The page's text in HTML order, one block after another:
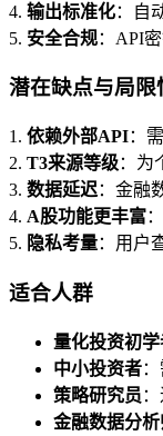
4. 输出标准化：自
5. 安全合规：API
潜在缺点与局限
1. 依赖外部API：
2. T3来源等级：为
3. 数据延迟：金融
4. A股功能更丰富
5. 隐私考量：用户
适合人群
量化投资初学
中小投资者
策略研究员
金融数据分析